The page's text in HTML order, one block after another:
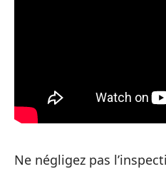
Ne négligez pas